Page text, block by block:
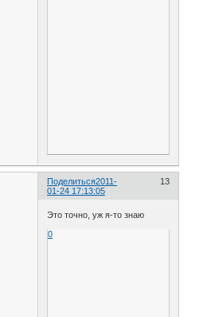
Поделиться 13
2011-
01-24 17:13:05
Это точно, уж я-то знаю
0